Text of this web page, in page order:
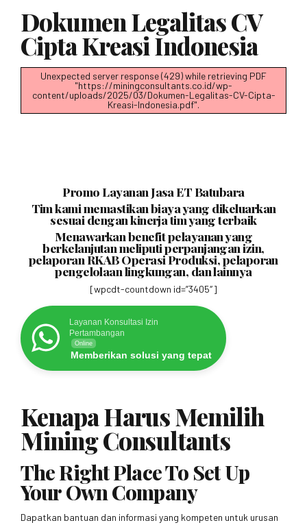
Dokumen Legalitas CV
Cipta Kreasi Indonesia
Unexpected server response (429) while retrieving PDF
"https://miningconsultants.co.id/wp-
content/uploads/2025/03/Dokumen-Legalitas-CV-Cipta-
Kreasi-Indonesia.pdf".
Promo Layanan Jasa ET Batubara
Tim kami memastikan biaya yang dikeluarkan
sesuai dengan kinerja tim yang terbaik
Menawarkan benefit pelayanan yang
berkelanjutan meliputi perpanjangan izin,
pelaporan RKAB Operasi Produksi, pelaporan
pengelolaan lingkungan, dan lainnya
[wpcdt-countdown id=”3405″]
Layanan Konsultasi Izin
Pertambangan
Online
Memberikan solusi yang tepat
Kenapa Harus Memilih
Mining Consultants
The Right Place To Set Up
Your Own Company
Dapatkan bantuan dan informasi yang kompeten untuk urusan